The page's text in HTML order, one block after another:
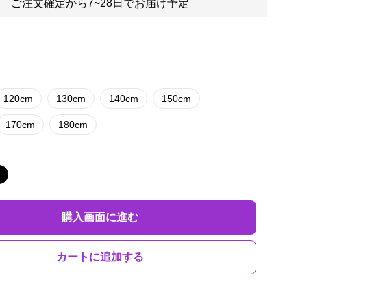
ご注文確定から7~28日でお届け予定
120cm 130cm 140cm 150cm
170cm 180cm
購入画面に進む
カートに追加する